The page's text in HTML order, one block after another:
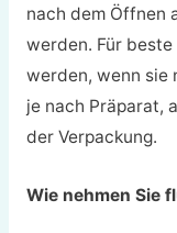
nach dem Öffnen
werden. Für
werden, wenn sie
je nach Präparat,
der Verpackung.
Wie nehmen Sie